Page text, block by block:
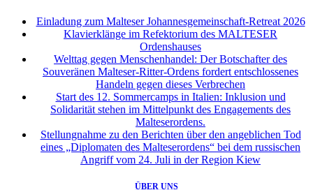
Einladung zum Malteser Johannesgemeinschaft-Retreat 2026
Klavierklänge im Refektorium des MALTESER
Ordenshauses
Welttag gegen Menschenhandel: Der Botschafter des
Souveränen Malteser-Ritter-Ordens fordert entschlossenes
Handeln gegen dieses Verbrechen
Start des 12. Sommercamps in Italien: Inklusion und
Solidarität stehen im Mittelpunkt des Engagements des
Malteserordens.
Stellungnahme zu den Berichten über den angeblichen Tod
eines „Diplomaten des Malteserordens“ bei dem russischen
Angriff vom 24. Juli in der Region Kiew
ÜBER UNS